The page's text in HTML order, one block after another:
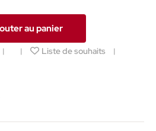
au panier
Liste de souhaits